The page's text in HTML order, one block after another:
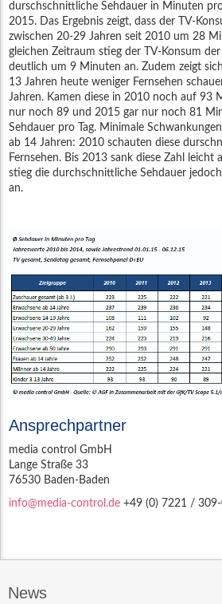
durschschnittliche Sehdauer in Minuten
2015. Das Ergebnis zeigt, dass der TV-
zwischen 20-29 Jahren seit 2010 um 28
gleichen Zeitraum stieg der TV-Konsum
deutlich um 9 Minuten an. Zudem zeigt
13 Jahren heute weniger Fernsehen
Jahren. Kamen diese in 2010 noch auf 93
nur noch 89 und 2015 gar nur noch 81
Sehdauer pro Tag. Minimale
ab 14 Jahren: 2010 schauten diese
Fernsehen. Bis 2013 sank diese Zahl
stieg die durchschnittliche Sehdauer
an.
Ansprechpartner
media control GmbH
Lange Straße 33
76530 Baden-Baden
info@media-control.de +49 (0) 7221 /
News